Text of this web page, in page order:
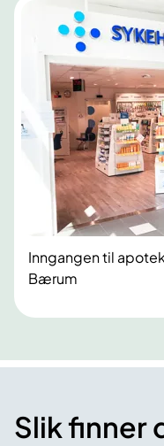
Inngangen til
Bærum
Slik finner